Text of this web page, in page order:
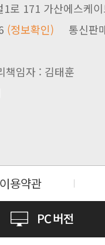
로 171 가산에스케
(정보확인)
임자 : 김태훈
이용약관